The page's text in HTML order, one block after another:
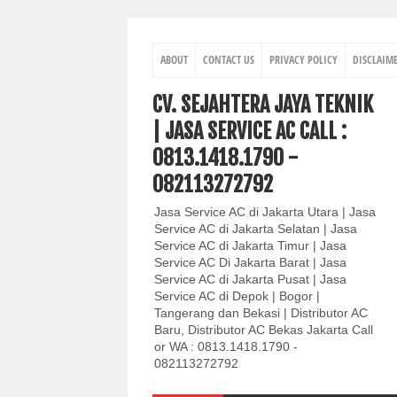
ABOUT CONTACT US PRIVACY POLICY
CV. SEJAHTERA JAYA TEKNIK
| JASA SERVICE AC CALL :
0813.1418.1790 -
082113272792
Jasa Service AC di Jakarta Utara | Jasa
Service AC di Jakarta Selatan | Jasa
Service AC di Jakarta Timur | Jasa
Service AC Di Jakarta Barat | Jasa
Service AC di Jakarta Pusat | Jasa
Service AC di Depok | Bogor |
Tangerang dan Bekasi | Distributor AC
Baru, Distributor AC Bekas Jakarta Call
or WA : 0813.1418.1790 -
082113272792